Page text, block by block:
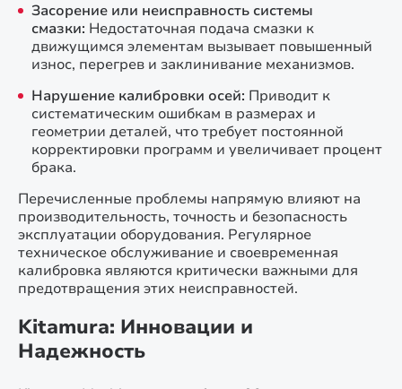
Засорение или неисправность системы
смазки: Недостаточная подача смазки к
движущимся элементам вызывает повышенный
износ, перегрев и заклинивание механизмов.
Нарушение калибровки осей: Приводит к
систематическим ошибкам в размерах и
геометрии деталей, что требует постоянной
корректировки программ и увеличивает процент
брака.
Перечисленные проблемы напрямую влияют на
производительность, точность и безопасность
эксплуатации оборудования. Регулярное
техническое обслуживание и своевременная
калибровка являются критически важными для
предотвращения этих неисправностей.
Kitamura: Инновации и
Надежность